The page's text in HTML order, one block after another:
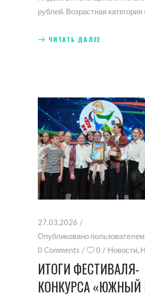
рублей. Возрастная категория
ЧИТАТЬ ДАЛЕЕ
27.03.2026
Опубликовано пользователем
0 Comments
0 Новости,
ИТОГИ ФЕСТИВАЛЯ-
КОНКУРСА «ЮЖНЫЙ